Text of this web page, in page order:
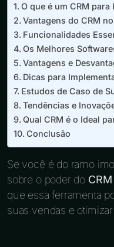
O que é um CRM para
Vantagens do CRM
Funcionalidades
Os Melhores
Vantagens e
Dicas para
Estudos de Caso de
Tendências e
Qual CRM é o Ideal
Conclusão
Se você é do ramo
sobre o poder do CRM
que essa ferramenta
suas vendas e